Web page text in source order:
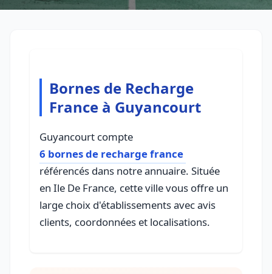
Bornes de Recharge
France à Guyancourt
Guyancourt compte
6 bornes de recharge france
référencés dans notre annuaire. Située
en Ile De France, cette ville vous offre un
large choix d'établissements avec avis
clients, coordonnées et localisations.